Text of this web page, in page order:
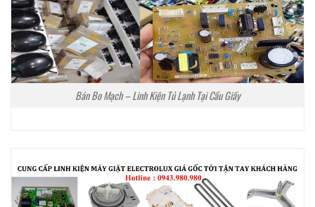
Bán Bo Mạch – Linh Kiện Tủ Lạnh Tại Cầu Giấy